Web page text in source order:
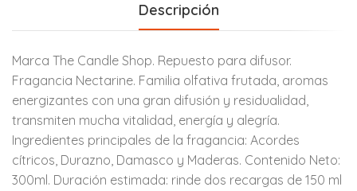
Descripción
Marca The Candle Shop. Repuesto para difusor.
Fragancia Nectarine. Familia olfativa frutada, aromas
energizantes con una gran difusión y residualidad,
transmiten mucha vitalidad, energía y alegría.
Ingredientes principales de la fragancia: Acordes
cítricos, Durazno, Damasco y Maderas. Contenido Neto:
300ml. Duración estimada: rinde dos recargas de 150 ml